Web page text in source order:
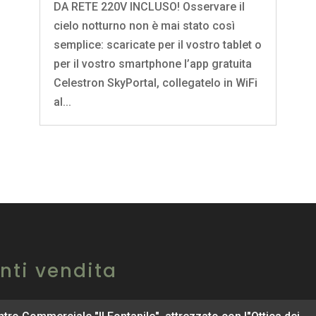
DA RETE 220V INCLUSO! Osservare il
cielo notturno non è mai stato così
semplice: scaricate per il vostro tablet o
per il vostro smartphone l’app gratuita
Celestron SkyPortal, collegatelo in WiFi
al...
vendita